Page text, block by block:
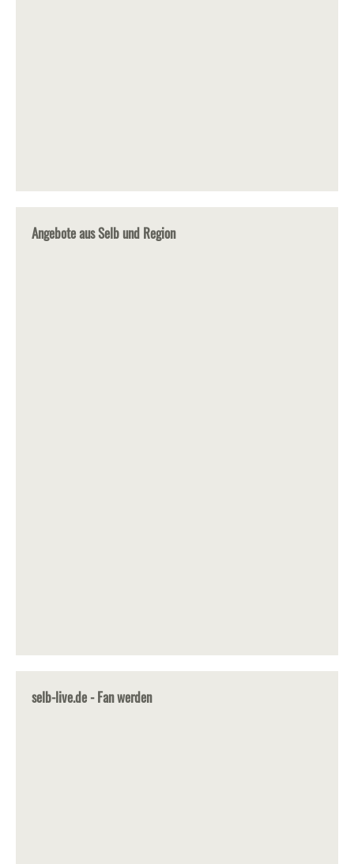
Angebote aus Selb und Region
selb-live.de - Fan werden